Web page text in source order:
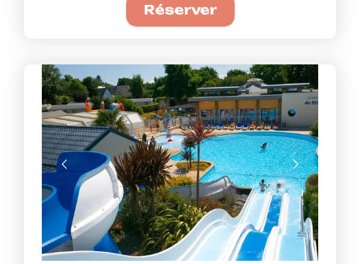
Réserver